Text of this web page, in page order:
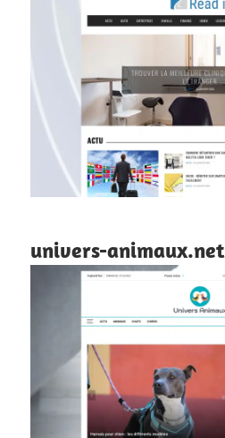
univers-animaux.net